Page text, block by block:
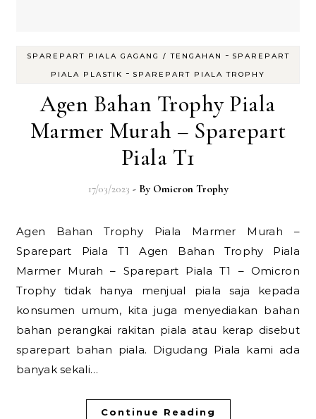
SPAREPART PIALA GAGANG / TENGAHAN - SPAREPART
PIALA PLASTIK - SPAREPART PIALA TROPHY
Agen Bahan Trophy Piala
Marmer Murah – Sparepart
Piala T1
17/03/2023 - By Omicron Trophy
Agen Bahan Trophy Piala Marmer Murah –
Sparepart Piala T1 Agen Bahan Trophy Piala
Marmer Murah – Sparepart Piala T1 – Omicron
Trophy tidak hanya menjual piala saja kepada
konsumen umum, kita juga menyediakan bahan
bahan perangkai rakitan piala atau kerap disebut
sparepart bahan piala. Digudang Piala kami ada
banyak sekali…
Continue Reading